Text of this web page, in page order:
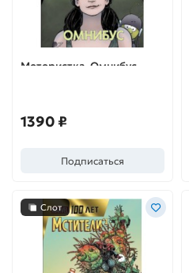
Мотористка. Омнибус
1390 ₽
Подписаться
Слот